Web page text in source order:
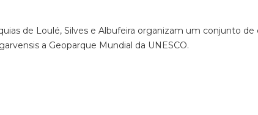
de Loulé, Silves e Albufeira organizam um conjunto
a Geoparque Mundial da UNESCO.